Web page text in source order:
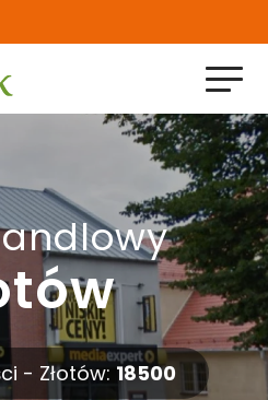
- Złotów: 18500